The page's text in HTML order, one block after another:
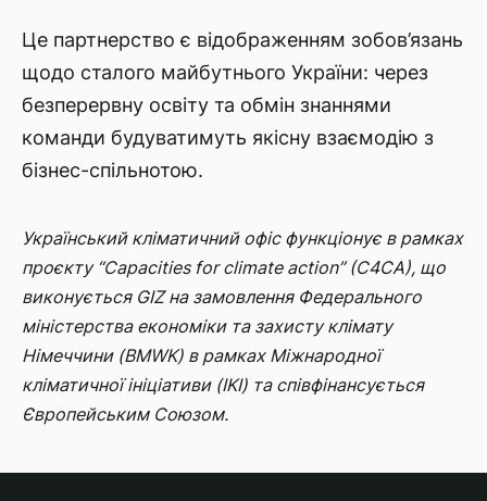
Це партнерство є відображенням зобов’язань
щодо сталого майбутнього України: через
безперервну освіту та обмін знаннями
команди будуватимуть якісну взаємодію з
бізнес-спільнотою.
Український кліматичний офіс функціонує в рамках
проєкту “Capacities for climate action” (C4CA), що
виконується GIZ на замовлення Федерального
міністерства економіки та захисту клімату
Німеччини (BMWK) в рамках Міжнародної
кліматичної ініціативи (IKI) та співфінансується
Європейським Союзом.